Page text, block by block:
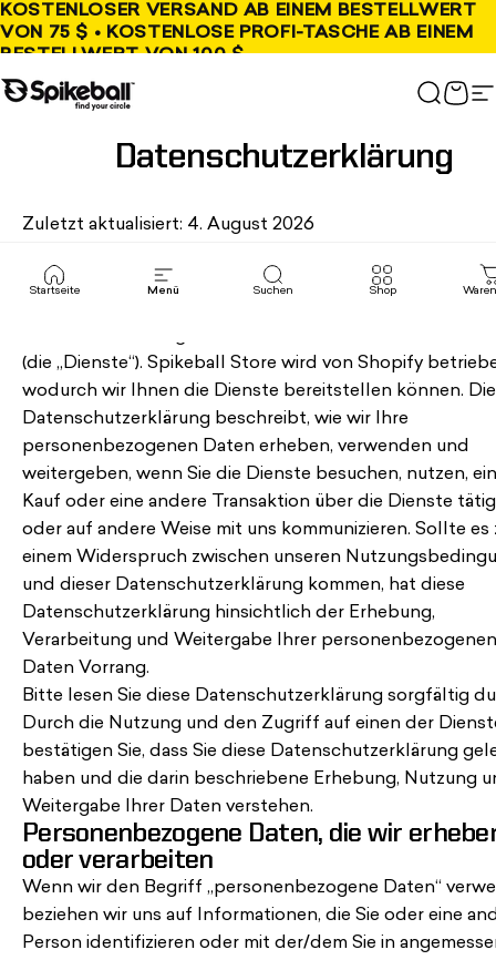
Direkt zum Inhalt
KOSTENLOSER VERSAND AB EINEM BESTELLWERT
VON 75 $ • KOSTENLOSE PROFI-TASCHE AB EINEM
BESTELLWERT VON 100 $
Spikeball-Shop Suchen
Startseite Menü Suchen Shop
Datenschutzerklärung
Zuletzt aktualisiert: 4. August 2026
einschließlich aller damit verbundenen Informationen,
(die „Dienste“). Spikeball Store wird von Shopify
wodurch wir Ihnen die Dienste bereitstellen können.
Datenschutzerklärung beschreibt, wie wir Ihre
personenbezogenen Daten erheben, verwenden und
weitergeben, wenn Sie die Dienste besuchen, nutzen,
Kauf oder eine andere Transaktion über die Dienste
oder auf andere Weise mit uns kommunizieren. Sollte es
einem Widerspruch zwischen unseren
und dieser Datenschutzerklärung kommen, hat diese
Datenschutzerklärung hinsichtlich der Erhebung,
Verarbeitung und Weitergabe Ihrer personenbezogenen
Daten Vorrang.
Bitte lesen Sie diese Datenschutzerklärung sorgfältig
Durch die Nutzung und den Zugriff auf einen der
bestätigen Sie, dass Sie diese Datenschutzerklärung
haben und die darin beschriebene Erhebung, Nutzung
Weitergabe Ihrer Daten verstehen.
Personenbezogene Daten, die wir
oder verarbeiten
Wenn wir den Begriff „personenbezogene Daten“
beziehen wir uns auf Informationen, die Sie oder eine
Person identifizieren oder mit der/dem Sie in